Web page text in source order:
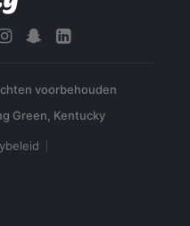
voorbehouden